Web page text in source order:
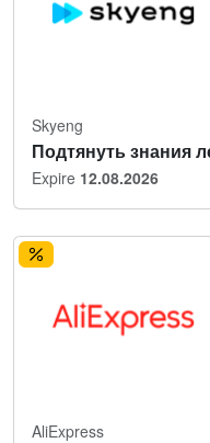
Skyeng
Подтянуть знания
Expire 12.08.2026
AliExpress